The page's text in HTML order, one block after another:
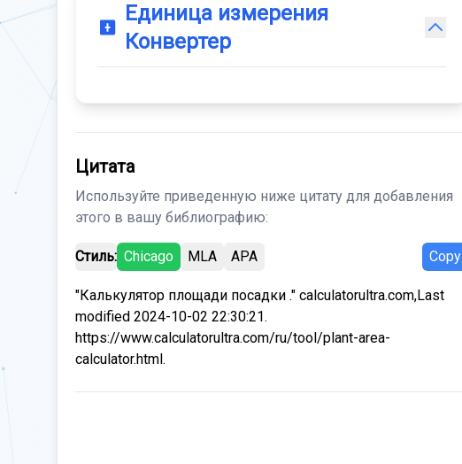
Единица измерения
Конвертер
Цитата
Используйте приведенную ниже цитату для добавления
этого в вашу библиографию:
Стиль: Chicago MLA APA Copy
"Калькулятор площади посадки ." calculatorultra.com,Last
modified 2024-10-02 22:30:21.
https://www.calculatorultra.com/ru/tool/plant-area-
calculator.html.